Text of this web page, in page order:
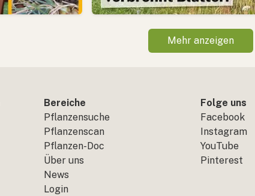
Mehr anzeigen
Bereiche
Pflanzensuche
Pflanzenscan
Pflanzen-Doc
Über uns
News
Login
Folge uns
Facebook
Instagram
YouTube
Pinterest